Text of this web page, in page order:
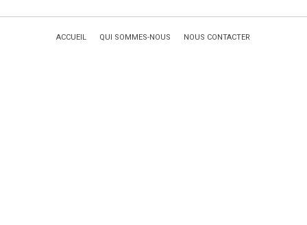
ACCUEIL QUI SOMMES-NOUS NOUS CONTACTER